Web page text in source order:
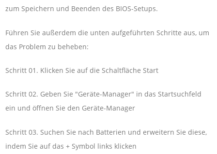
zum Speichern und Beenden des BIOS-Setups.
Führen Sie außerdem die unten aufgeführten Schritte aus, um
das Problem zu beheben:
Schritt 01. Klicken Sie auf die Schaltfläche Start
Schritt 02. Geben Sie "Geräte-Manager" in das Startsuchfeld
ein und öffnen Sie den Geräte-Manager
Schritt 03. Suchen Sie nach Batterien und erweitern Sie diese,
indem Sie auf das + Symbol links klicken